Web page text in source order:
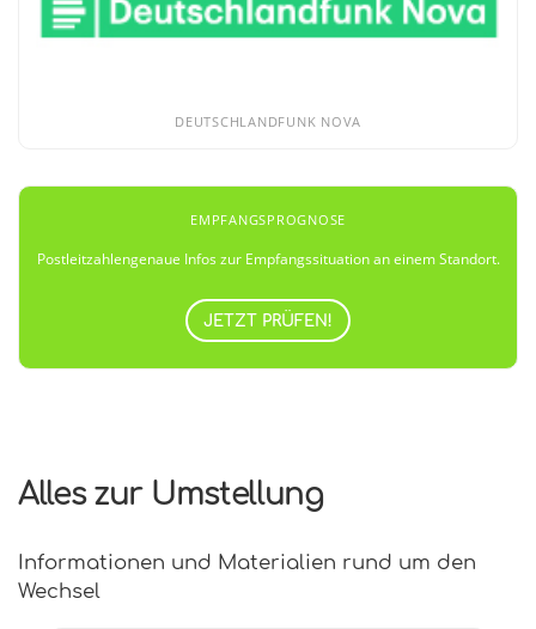
DEUTSCHLANDFUNK NOVA
EMPFANGSPROGNOSE
Postleitzahlengenaue Infos zur Empfangssituation an einem Standort.
JETZT PRÜFEN!
Alles zur Umstellung
Informationen und Materialien rund um den
Wechsel